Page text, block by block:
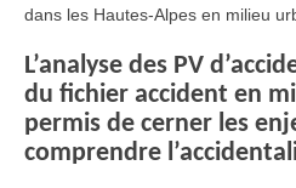
dans les Hautes-Alpes en milieu
L’analyse des PV
du fichier accident en
permis de cerner les
comprendre